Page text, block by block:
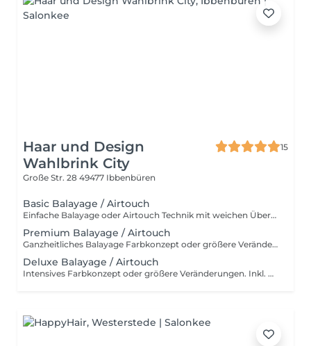
Haar und Design
Wahlbrink City
15
Große Str. 28 49477 Ibbenbüren
Basic Balayage / Airtouch
Einfache Balayage oder Airtouch Technik mit weichen Übergängen für langanhaltendem Tragekomfort. Inkl. Beratung, Haarpflege, Handmassage und Kopfmassage. Für wen ist das Basic Balayage-Paket geeignet? Dieses Paket richtet sich an Kundinnen, die bereits eine Balayage oder Airtouch-Behandlung hatten und sich eine dezente Auffrischung wünschen. Es ist ideal, wenn die bestehende Farbtechnik noch gut erhalten ist und lediglich sanft nachgearbeitet werden soll, ohne eine komplette Neugestaltung. Ebenso eignet sich Basic Paket für alle, die gezielte, leichte Aufhellungen bevorzugen – zum Beispiel am Oberkopf, im Konturbereich oder als Face Frame. Perfekt für einen frischen, natürlichen Look mit minimalem Aufwand und ohne den gesamten Kopf zu behandeln.
Premium Balayage / Airtouch
Ganzheitliches Balayage Farbkonzept oder größere Veränderungen. Inkl. Beratung, Haarpflege, Handmassage und Kopfmassage. Für wen ist das Premium Balayage-Paket geeignet? Dieses Paket ist ideal für Kundinnen, die sich eine deutlichere Auffrischung oder Veränderung wünschen, ohne eine komplette Neugestaltung vorzunehmen. Es eignet sich besonders, wenn die bestehende Balayage herausgewachsen ist und mehr Helligkeit sowie eine gleichmäßigere Farbverteilung gewünscht wird. Perfekt für alle, die mehr als nur eine leichte Nacharbeit möchten – zum Beispiel zusätzliche Strähnen im Längen- und Spitzenbereich, eine intensivere Aufhellung oder ein insgesamt frischer, lebendiger Look. Das Premium Paket bildet die optimale Balance zwischen natürlicher Auffrischung und sichtbarer Veränderung.
Deluxe Balayage / Airtouch
Intensives Farbkonzept oder größere Veränderungen. Inkl. Beratung, Haarpflege, Handmassage und Kopfmassage. Für wen ist das Deluxe Balayage-Paket geeignet? Das Deluxe Balayage ist die richtige Wahl, wenn der gesamte Kopf umfassend bearbeitet wird – für ein neues, harmonisches Gesamtbild mit maximaler Leuchtkraft und Dimension. Perfekt für alle, die bereit sind für einen intensiven, hochwertigen Farbservice mit einem deutlich sichtbaren Ergebnis.